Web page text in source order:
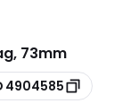
73mm
4904585